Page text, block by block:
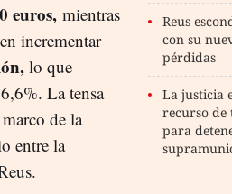
Reus
con su
pérdidas
La justicia
recurso de
para
euros, mientras
incrementar
lo que
La tensa
de la
entre la